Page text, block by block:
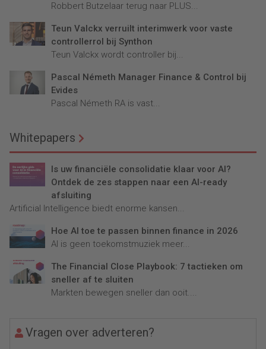
Robbert Butzelaar terug naar PLUS...
Teun Valckx verruilt interimwerk voor vaste
controllerrol bij Synthon
Teun Valckx wordt controller bij...
Pascal Németh Manager Finance & Control bij
Evides
Pascal Németh RA is vast...
Whitepapers
Is uw financiële consolidatie klaar voor AI?
Ontdek de zes stappen naar een AI-ready
afsluiting
Artificial Intelligence biedt enorme kansen...
Hoe AI toe te passen binnen finance in 2026
AI is geen toekomstmuziek meer...
The Financial Close Playbook: 7 tactieken om
sneller af te sluiten
Markten bewegen sneller dan ooit....
Vragen over adverteren?